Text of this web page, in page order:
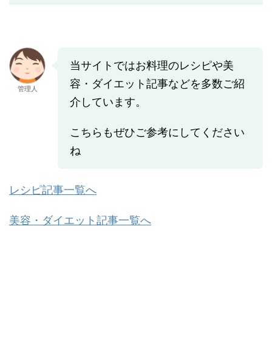
管理人
当サイトではお料理のレシピや美
容・ダイエット記事などを多数ご紹
介しています。
こちらもぜひご参考にしてください
ね
レシピ記事一覧へ
美容・ダイエット記事一覧へ